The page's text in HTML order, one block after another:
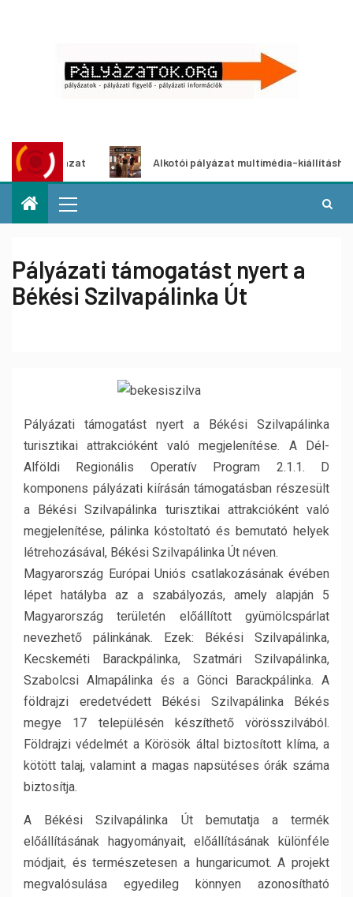
Alkotói pályázat multimédia-kiállításhoz
Pályázati támogatást nyert a
Békési Szilvapálinka Út
Pályázati támogatást nyert a Békési Szilvapálinka
turisztikai attrakcióként való megjelenítése. A Dél-
Alföldi Regionális Operatív Program 2.1.1. D
komponens pályázati kiírásán támogatásban részesült
a Békési Szilvapálinka turisztikai attrakcióként való
megjelenítése, pálinka kóstoltató és bemutató helyek
létrehozásával, Békési Szilvapálinka Út néven.
Magyarország Európai Uniós csatlakozásának évében
lépet hatályba az a szabályozás, amely alapján 5
Magyarország területén előállított gyümölcspárlat
nevezhető pálinkának. Ezek: Békési Szilvapálinka,
Kecskeméti Barackpálinka, Szatmári Szilvapálinka,
Szabolcsi Almapálinka és a Gönci Barackpálinka. A
földrajzi eredetvédett Békési Szilvapálinka Békés
megye 17 településén készíthető vörösszilvából.
Földrajzi védelmét a Körösök által biztosított klíma, a
kötött talaj, valamint a magas napsütéses órák száma
biztosítja.
A Békési Szilvapálinka Út bemutatja a termék
előállításának hagyományait, előállításának különféle
módjait, és természetesen a hungaricumot. A projekt
megvalósulása egyedileg könnyen azonosítható